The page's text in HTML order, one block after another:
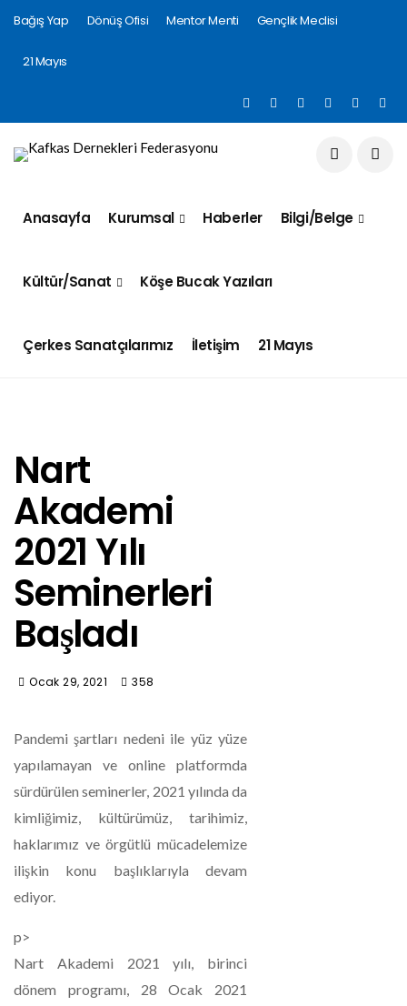
Bağış Yap Dönüş Ofisi Mentor Menti Gençlik Meclisi
21 Mayıs
Anasayfa Kurumsal Haberler Bilgi/Belge
Kültür/Sanat Köşe Bucak Yazıları
Çerkes Sanatçılarımız İletişim 21 Mayıs
Nart
Akademi
2021 Yılı
Seminerleri
Başladı
Ocak 29, 2021 358
Pandemi şartları nedeni ile yüz yüze
yapılamayan ve online platformda
sürdürülen seminerler, 2021 yılında da
kimliğimiz, kültürümüz, tarihimiz,
haklarımız ve örgütlü mücadelemize
ilişkin konu başlıklarıyla devam
ediyor.
p>
Nart Akademi 2021 yılı, birinci
dönem programı, 28 Ocak 2021